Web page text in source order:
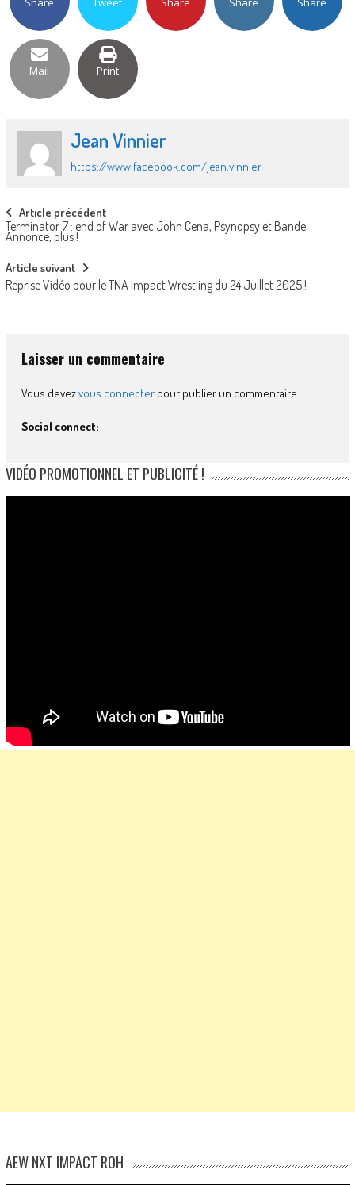
Mail Print
Jean Vinnier
https://www.facebook.com/jean.vinnier
Post
navigation
Article précédent
Terminator 7 : end of War avec John Cena, Psynopsy et Bande
Annonce, plus !
Article suivant
Reprise Vidéo pour le TNA Impact Wrestling du 24 Juillet 2025 !
Laisser un commentaire
Vous devezvous connecterpour publier un commentaire.
Social connect:
VIDÉO PROMOTIONNEL ET PUBLICITÉ !
AEW NXT IMPACT ROH